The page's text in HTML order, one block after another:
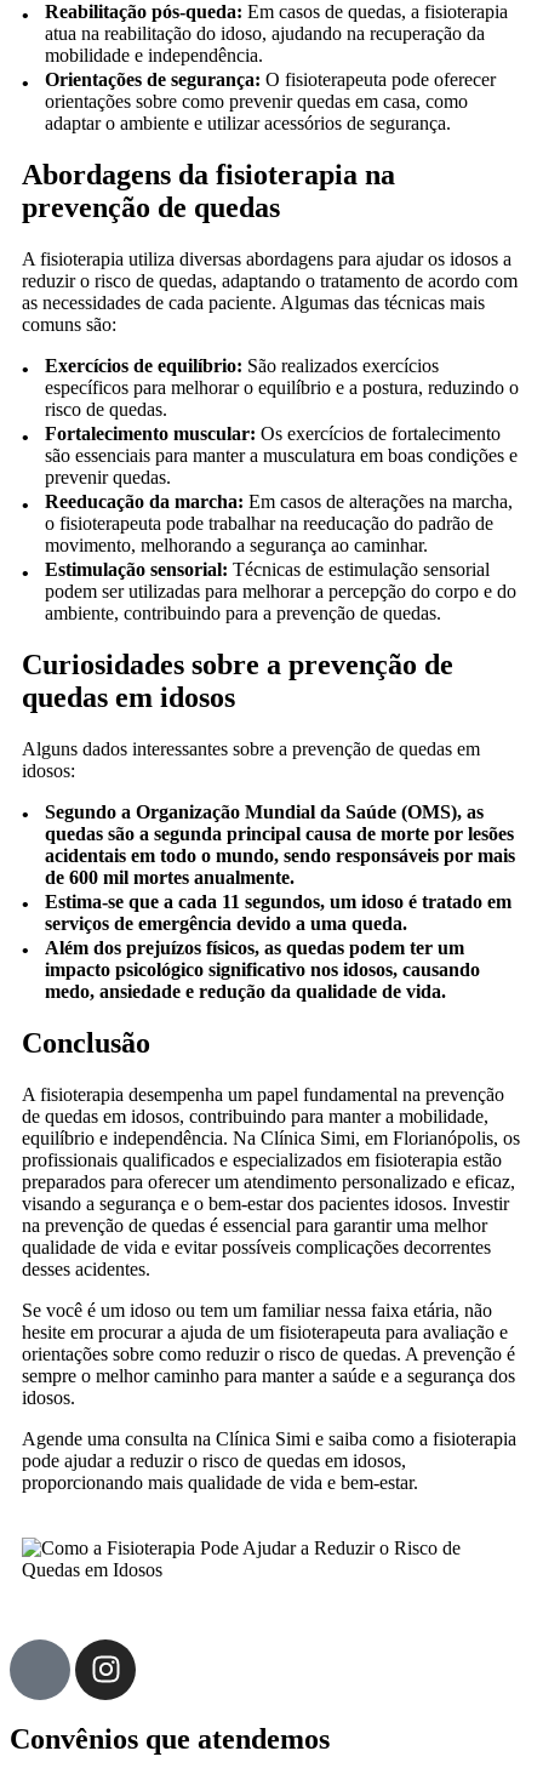
Reabilitação pós-queda: Em casos de quedas, a fisioterapia
atua na reabilitação do idoso, ajudando na recuperação da
mobilidade e independência.
Orientações de segurança: O fisioterapeuta pode oferecer
orientações sobre como prevenir quedas em casa, como
adaptar o ambiente e utilizar acessórios de segurança.
Abordagens da fisioterapia na
prevenção de quedas
A fisioterapia utiliza diversas abordagens para ajudar os idosos a
reduzir o risco de quedas, adaptando o tratamento de acordo com
as necessidades de cada paciente. Algumas das técnicas mais
comuns são:
Exercícios de equilíbrio: São realizados exercícios
específicos para melhorar o equilíbrio e a postura, reduzindo o
risco de quedas.
Fortalecimento muscular: Os exercícios de fortalecimento
são essenciais para manter a musculatura em boas condições e
prevenir quedas.
Reeducação da marcha: Em casos de alterações na marcha,
o fisioterapeuta pode trabalhar na reeducação do padrão de
movimento, melhorando a segurança ao caminhar.
Estimulação sensorial: Técnicas de estimulação sensorial
podem ser utilizadas para melhorar a percepção do corpo e do
ambiente, contribuindo para a prevenção de quedas.
Curiosidades sobre a prevenção de
quedas em idosos
Alguns dados interessantes sobre a prevenção de quedas em
idosos:
Segundo a Organização Mundial da Saúde (OMS), as
quedas são a segunda principal causa de morte por lesões
acidentais em todo o mundo, sendo responsáveis por mais
de 600 mil mortes anualmente.
Estima-se que a cada 11 segundos, um idoso é tratado em
serviços de emergência devido a uma queda.
Além dos prejuízos físicos, as quedas podem ter um
impacto psicológico significativo nos idosos, causando
medo, ansiedade e redução da qualidade de vida.
Conclusão
A fisioterapia desempenha um papel fundamental na prevenção
de quedas em idosos, contribuindo para manter a mobilidade,
equilíbrio e independência. Na Clínica Simi, em Florianópolis, os
profissionais qualificados e especializados em fisioterapia estão
preparados para oferecer um atendimento personalizado e eficaz,
visando a segurança e o bem-estar dos pacientes idosos. Investir
na prevenção de quedas é essencial para garantir uma melhor
qualidade de vida e evitar possíveis complicações decorrentes
desses acidentes.
Se você é um idoso ou tem um familiar nessa faixa etária, não
hesite em procurar a ajuda de um fisioterapeuta para avaliação e
orientações sobre como reduzir o risco de quedas. A prevenção é
sempre o melhor caminho para manter a saúde e a segurança dos
idosos.
Agende uma consulta na Clínica Simi e saiba como a fisioterapia
pode ajudar a reduzir o risco de quedas em idosos,
proporcionando mais qualidade de vida e bem-estar.
Convênios que atendemos